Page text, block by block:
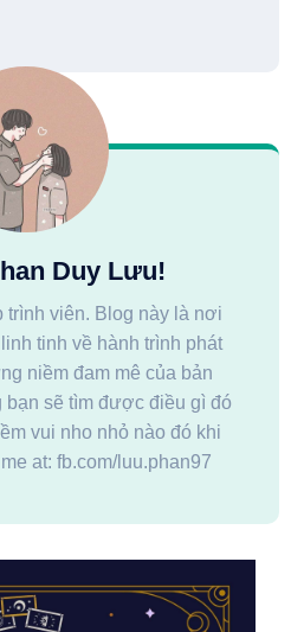
Duy Lưu!
trình viên. Blog này là nơi
tinh về hành trình phát
niềm đam mê của bản
bạn sẽ tìm được điều gì đó
vui nho nhỏ nào đó khi
at: fb.com/luu.phan97